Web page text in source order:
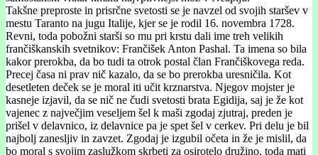
Takšne preproste in prisrčne svetosti se je navzel od svojih staršev v
mestu Taranto na jugu Italije, kjer se je rodil 16. novembra 1728.
Revni, toda pobožni starši so mu pri krstu dali ime treh velikih
frančiškanskih svetnikov: Frančišek Anton Pashal. Ta imena so bila
kakor prerokba, da bo tudi ta otrok postal član Frančiškovega reda.
Precej časa ni prav nič kazalo, da se bo prerokba uresničila. Kot
desetleten deček se je moral iti učit krznarstva. Njegov mojster je
kasneje izjavil, da se nič ne čudi svetosti brata Egidija, saj je že kot
vajenec z največjim veseljem šel k maši zgodaj zjutraj, preden je
prišel v delavnico, iz delavnice pa je spet šel v cerkev. Pri delu je bil
najbolj zanesljiv in zavzet. Zgodaj je izgubil očeta in že je mislil, da
bo moral s svojim zaslužkom skrbeti za osirotelo družino, toda mati